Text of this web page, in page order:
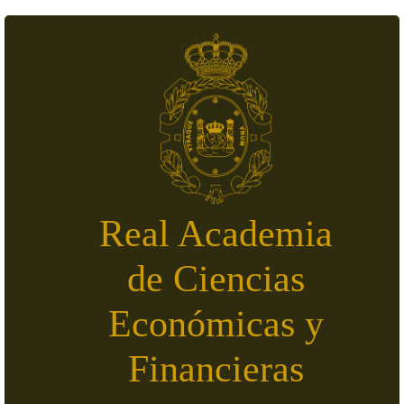
Real Academia
de Ciencias
Económicas y
Financieras